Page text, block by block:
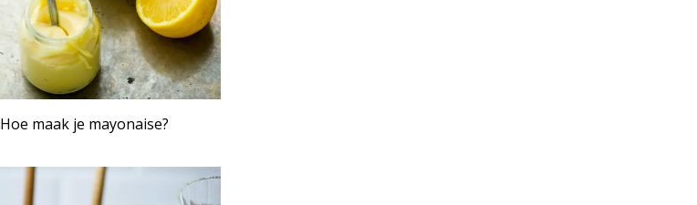
Hoe maak je mayonaise?
ARTIKEL